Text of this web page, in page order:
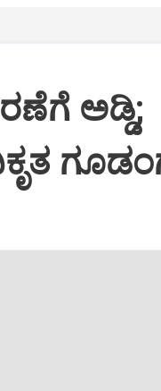
ಅಡ್ಡಿ;